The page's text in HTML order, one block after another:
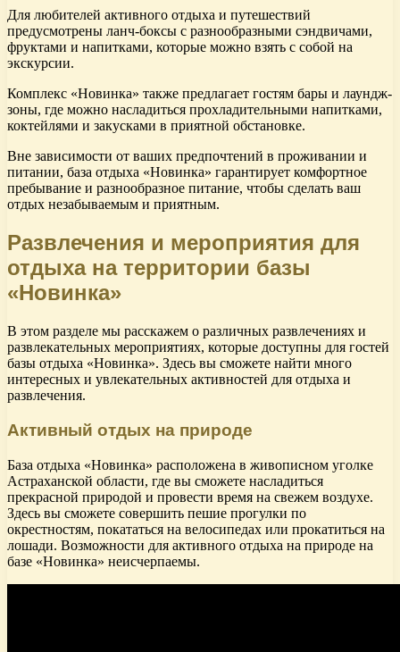
Для любителей активного отдыха и путешествий
предусмотрены ланч-боксы с разнообразными сэндвичами,
фруктами и напитками, которые можно взять с собой на
экскурсии.
Комплекс «Новинка» также предлагает гостям бары и лаундж-
зоны, где можно насладиться прохладительными напитками,
коктейлями и закусками в приятной обстановке.
Вне зависимости от ваших предпочтений в проживании и
питании, база отдыха «Новинка» гарантирует комфортное
пребывание и разнообразное питание, чтобы сделать ваш
отдых незабываемым и приятным.
Развлечения и мероприятия для
отдыха на территории базы
«Новинка»
В этом разделе мы расскажем о различных развлечениях и
развлекательных мероприятиях, которые доступны для гостей
базы отдыха «Новинка». Здесь вы сможете найти много
интересных и увлекательных активностей для отдыха и
развлечения.
Активный отдых на природе
База отдыха «Новинка» расположена в живописном уголке
Астраханской области, где вы сможете насладиться
прекрасной природой и провести время на свежем воздухе.
Здесь вы сможете совершить пешие прогулки по
окрестностям, покататься на велосипедах или прокатиться на
лошади. Возможности для активного отдыха на природе на
базе «Новинка» неисчерпаемы.